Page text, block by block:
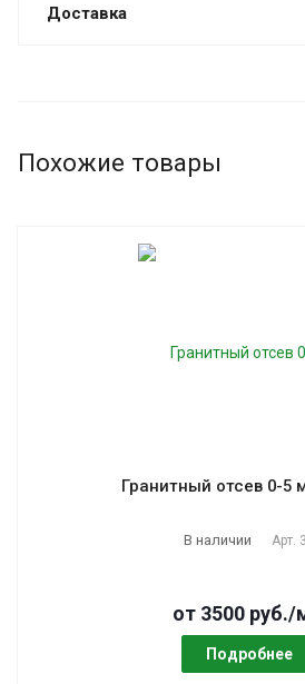
Доставка
Похожие товары
Гранитный отсев 0-5
В наличии Арт.
от 3500 руб./
Подробнее